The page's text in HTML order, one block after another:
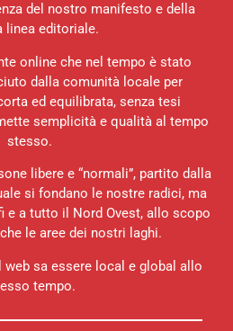
del nostro manifesto e della
linea editoriale.
online che nel tempo è stato
dalla comunità locale per
ed equilibrata, senza tesi
semplicità e qualità al tempo
stesso.
libere e “normali”, partito dalla
si fondano le nostre radici, ma
a tutto il Nord Ovest, allo scopo
le aree dei nostri laghi.
sa essere local e global allo
tempo.